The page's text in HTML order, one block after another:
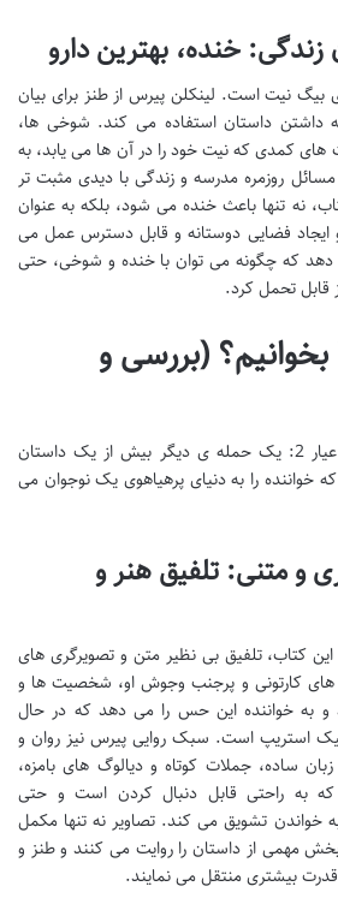
زندگی: خنده، بهترین دارو
بیگ نیت است. لینکلن پیرس از طنز برای بیان
داشتن داستان استفاده می کند. شوخی ها،
های کمدی که نیت خود را در آن ها می یابد، به
روزمره مدرسه و زندگی با دیدی مثبت تر
نه تنها باعث خنده می شود، بلکه به عنوان
ایجاد فضایی دوستانه و قابل دسترس عمل می
که چگونه می توان با خنده و شوخی، حتی
قابل تحمل کرد.
بخوانیم؟ (بررسی و
بیگ نیت، دردسرساز تمام عیار 2: یک حمله ی دیگر بیش از یک داستان
خواننده را به دنیای پرهیاهوی یک نوجوان می
و متنی: تلفیق هنر و
کتاب، تلفیق بی نظیر متن و تصویرگری های
کارتونی و پرجنب وجوش او، شخصیت ها و
و به خواننده این حس را می دهد که در حال
استریپ است. سبک روایی پیرس نیز روان و
ساده، جملات کوتاه و دیالوگ های بامزه،
به راحتی قابل دنبال کردن است و حتی
خواندن تشویق می کند. تصاویر نه تنها مکمل
مهمی از داستان را روایت می کنند و طنز و
بیشتری منتقل می نمایند.